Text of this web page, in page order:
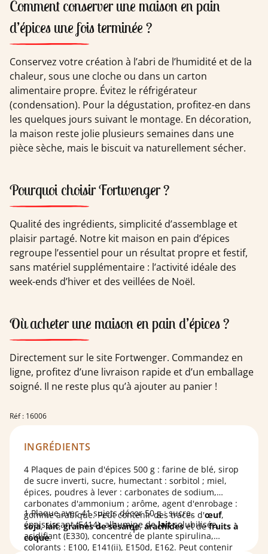
Comment conserver une maison en pain
d’épices une fois terminée ?
Conservez votre création à l’abri de l’humidité et de la
chaleur, sous une cloche ou dans un carton
alimentaire propre. Évitez le réfrigérateur
(condensation). Pour la dégustation, profitez-en dans
les quelques jours suivant le montage. En décoration,
la maison reste jolie plusieurs semaines dans une
pièce sèche, mais le biscuit va naturellement sécher.
Pourquoi choisir Fortwenger ?
Qualité des ingrédients, simplicité d’assemblage et
plaisir partagé. Notre kit maison en pain d’épices
regroupe l’essentiel pour un résultat propre et festif,
sans matériel supplémentaire : l’activité idéale des
week-ends d’hiver et des veillées de Noël.
Où acheter une maison en pain d’épices ?
Directement sur le site Fortwenger. Commandez en
ligne, profitez d’une livraison rapide et d’un emballage
soigné. Il ne reste plus qu’à ajouter au panier !
Réf : 16006
INGRÉDIENTS
4 Plaques de pain d'épices 500 g : farine de blé, sirop
de sucre inverti, sucre, humectant : sorbitol ; miel,
épices, poudres à lever : carbonates de sodium,
carbonates d'ammonium ; arôme, agent d'enrobage :
gomme arabique. Peut contenir des traces d'œuf,
soja,lait,graines de sésame,arachideset defruits à
coque.
1 Plaque avec 41 sujets décor 50 g : sucre,
épaississant (E414), albumine delaitsolubilisée,
acidifiant (E330), concentré de plante spirulina,
colorants : E100, E141(ii), E150d, E162. Peut contenir